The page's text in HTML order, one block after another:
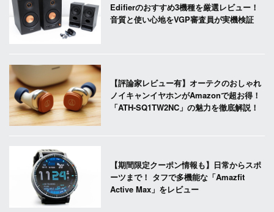
Edifierのおすすめ3機種を厳選レビュー！
音質と使い心地をVGP審査員が実機検証
【評論家レビュー有】オーテクのおしゃれ
ノイキャンイヤホンがAmazonで超お得！
「ATH-SQ1TW2NC」の魅力を徹底解説！
【期間限定クーポン情報も】日常からスポ
ーツまで！ タフで多機能な「Amazfit
Active Max」をレビュー